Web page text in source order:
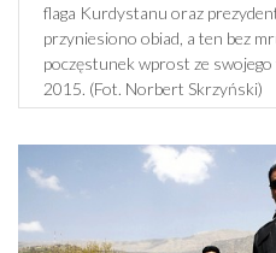
flaga Kurdystanu oraz
przyniesiono obiad, a ten bez
poczęstunek wprost ze
2015. (Fot. Norbert Skrzyński)